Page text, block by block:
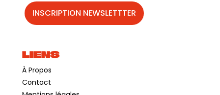
LIENS
À Propos
Contact